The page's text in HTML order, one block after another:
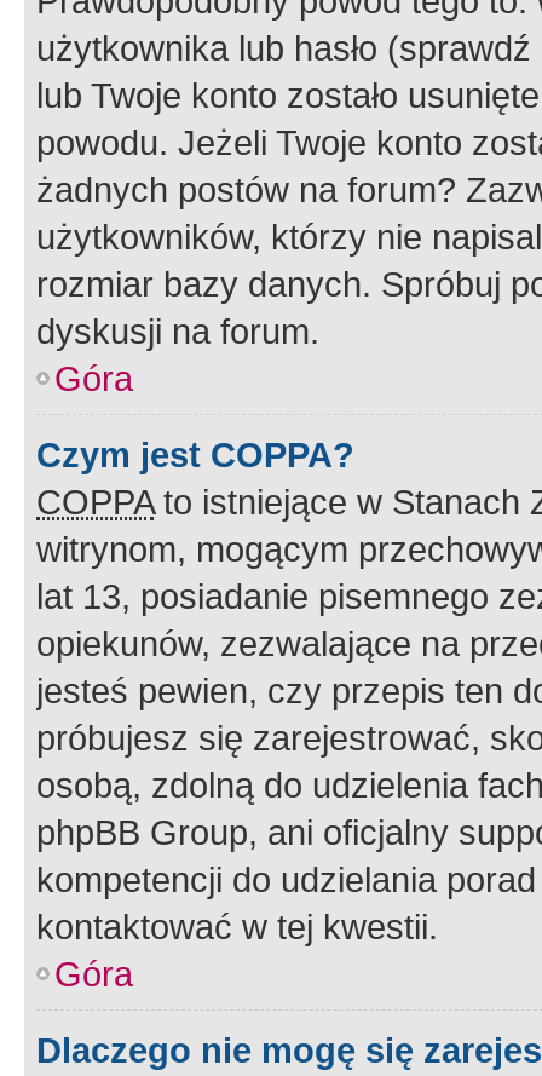
użytkownika lub hasło
lub Twoje konto zostało
powodu. Jeżeli Twoje konto
żadnych postów na forum?
użytkowników, którzy nie
rozmiar bazy danych. Spróbuj
dyskusji na forum.
Góra
Czym jest COPPA?
COPPAto istniejące w Stanach
witrynom, mogącym
lat 13, posiadanie pisemnego
opiekunów, zezwalające na
jesteś pewien, czy przepis ten
próbujesz się zarejestrować,
osobą, zdolną do udzielenia
phpBB Group, ani oficjalny
kompetencji do udzielania
kontaktować w tej kwestii.
Góra
Dlaczego nie mogę się